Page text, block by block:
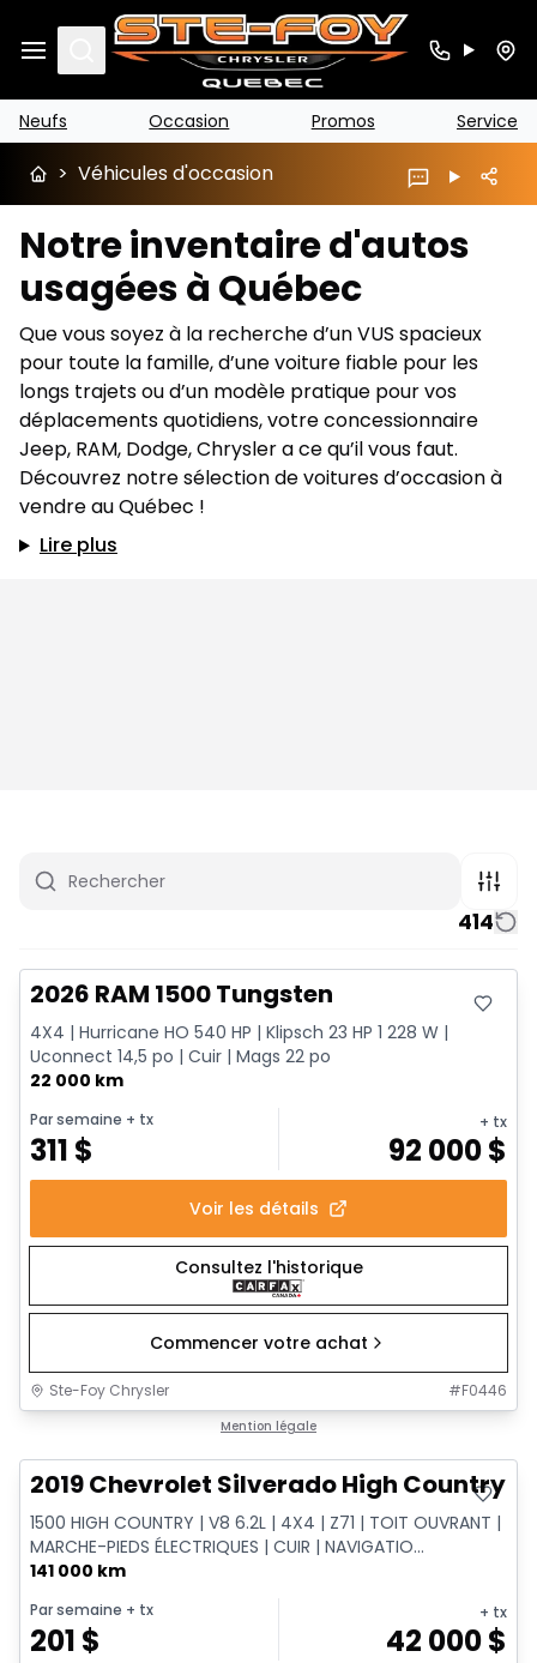
Search
Neufs Occasion Promos Service
> Véhicules d'occasion
Notre inventaire d'autos
usagées à Québec
Que vous soyez à la recherche d’un VUS spacieux
pour toute la famille, d’une voiture fiable pour les
longs trajets ou d’un modèle pratique pour vos
déplacements quotidiens, votre concessionnaire
Jeep, RAM, Dodge, Chrysler a ce qu’il vous faut.
Découvrez notre sélection de voitures d’occasion à
vendre au Québec !
Lire plus
414
2026 RAM 1500 Tungsten
4X4 | Hurricane HO 540 HP | Klipsch 23 HP 1 228 W |
Uconnect 14,5 po | Cuir | Mags 22 po
22 000 km
Par semaine + tx
311 $
+ tx
92 000$
Voir les détails
Consultez l'historique
Commencer votre achat
Ste-Foy Chrysler #F0446
Mention légale
2019 Chevrolet Silverado High Country
1500 HIGH COUNTRY | V8 6.2L | 4X4 | Z71 | TOIT OUVRANT |
MARCHE-PIEDS ÉLECTRIQUES | CUIR | NAVIGATIO...
141 000 km
Par semaine + tx
201 $
+ tx
42 000$